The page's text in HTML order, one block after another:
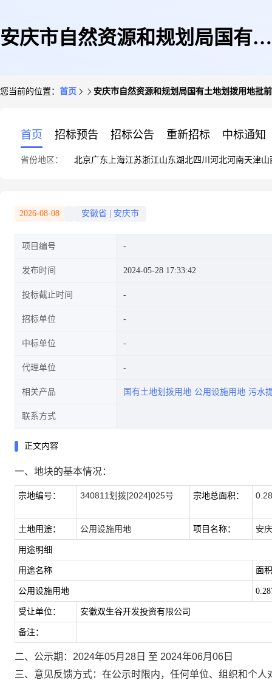
安庆市自然资源和规划局国有土
您当前的位置： 首页 安庆市自然资源和规划局国有土地划拨用地批
首页 招标预告 招标公告 重新招标 中标通知
省份地区： 北京广东 上海江苏浙江山东湖北四川 河北河南天津山
2026-08-08 安徽省 安庆市
项目编号
发布时间 2024-05-28 17:33:42
投标截止时间
招标单位
中标单位
代理单位
相关产品 国有土地划拨用地 公用设施用地 污水
联系方式
正文内容
一、地块的基本情况：
宗地编号： 340811划拨[2024]025号 宗地总面积：
土地用途： 公用设施用地 项目名称： 安
用途明细
用途名称 面积
公用设施用地
受让单位： 安徽双生谷开发投资有限公司
备注：
二、公示期： 2024年05月 28 日 至 2024年06月 06 日
三、意见反馈方式： 在公示时限内，任何单位、组织和个